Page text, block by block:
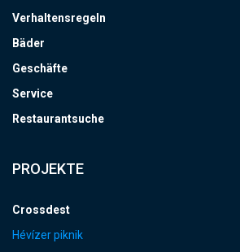
Verhaltensregeln
Bäder
Geschäfte
Service
Restaurantsuche
PROJEKTE
Crossdest
Hévízer piknik